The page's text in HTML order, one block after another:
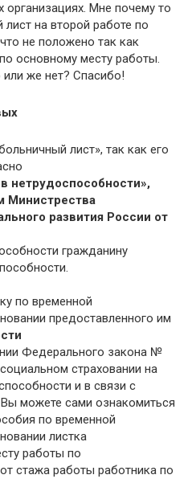
организациях. Мне почему то
на второй работе по
не положено так как
основному месту работы.
или же нет? Спасибо!
лист», так как его
нетрудоспособности»,
Министрества
развития России от
гражданину
по временной
предоставленного им
Федерального закона №
страховании на
и в связи с
можете сами ознакомиться
по временной
листка
работы по
стажа работы работника по